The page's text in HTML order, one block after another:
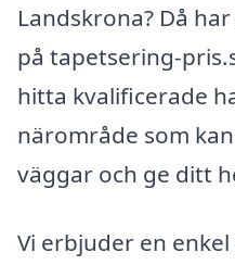
Landskrona? Då
på tapetsering-
hitta kvalificerade
närområde som
väggar och ge ditt
Vi erbjuder en